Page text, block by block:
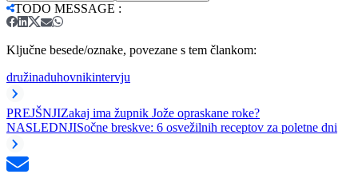
TODO MESSAGE :
Ključne besede/oznake, povezane s tem člankom:
družinaduhovnikintervju
PREJŠNJIZakaj ima župnik Jože opraskane roke?
NASLEDNJISočne breskve: 6 osvežilnih receptov za poletne dni